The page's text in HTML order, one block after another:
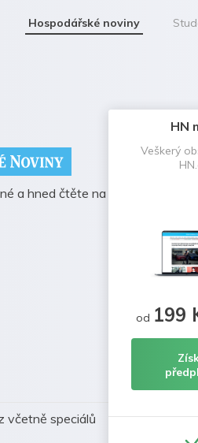
Hospodářské noviny
a hned čtěte na
včetně speciálů
HN
Veškerý
od 199